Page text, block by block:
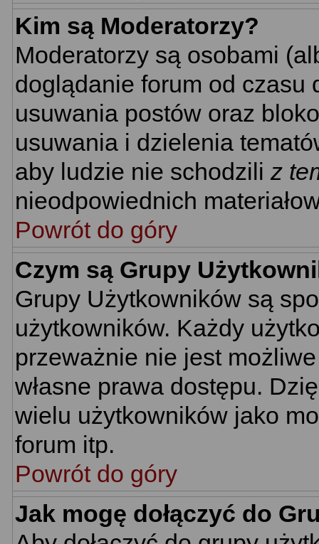
Kim są Moderatorzy?
Moderatorzy są osobami
doglądanie forum od czasu
usuwania postów oraz
usuwania i dzielenia
aby ludzie nie schodzili z
nieodpowiednich
Powrót do góry
Czym są Grupy
Grupy Użytkowników są
użytkowników. Każdy
przeważnie nie jest
własne prawa dostępu.
wielu użytkowników jako
forum itp.
Powrót do góry
Jak mogę dołączyć do